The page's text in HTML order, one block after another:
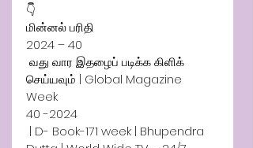
👇
மின்னல் பரிதி
2024 – 40
செய்யவும் | Global Magazine
Week
40 -2024